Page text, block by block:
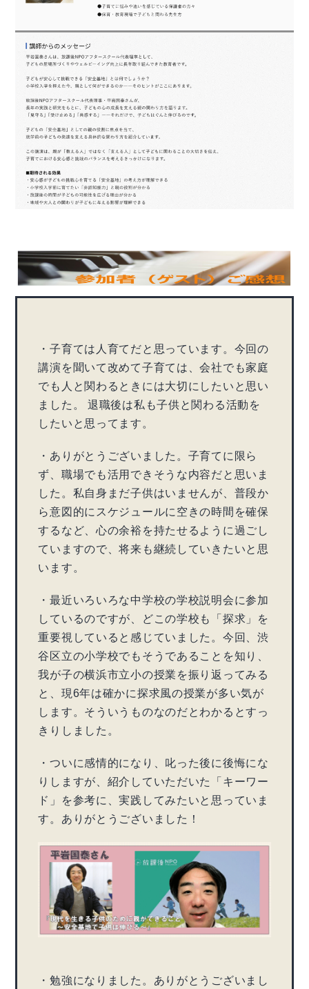
・子育ては人育てだと思っています。今回の
講演を聞いて改めて子育ては、会社でも家庭
でも人と関わるときには大切にしたいと思い
ました。 退職後は私も子供と関わる活動を
したいと思ってます。
・ありがとうございました。子育てに限ら
ず、職場でも活用できそうな内容だと思いま
した。私自身まだ子供はいませんが、普段か
ら意図的にスケジュールに空きの時間を確保
するなど、心の余裕を持たせるように過ごし
ていますので、将来も継続していきたいと思
います。
・最近いろいろな中学校の学校説明会に参加
しているのですが、どこの学校も「探求」を
重要視していると感じていました。今回、渋
谷区立の小学校でもそうであることを知り、
我が子の横浜市立小の授業を振り返ってみる
と、現6年は確かに探求風の授業が多い気が
します。そういうものなのだとわかるとすっ
きりしました。
・ついに感情的になり、叱った後に後悔にな
りしますが、紹介していただいた「キーワー
ド」を参考に、実践してみたいと思っていま
す。ありがとうございました！
・勉強になりました。ありがとうございまし